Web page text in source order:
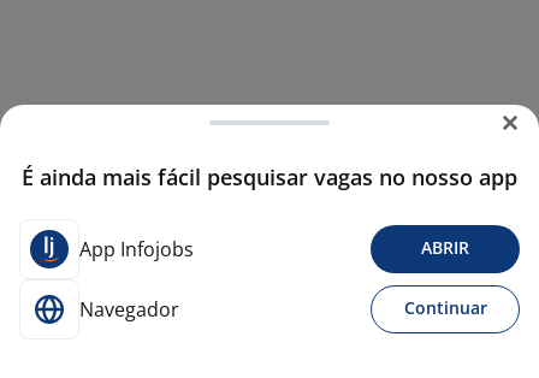
É ainda mais fácil pesquisar vagas no nosso app
App Infojobs ABRIR
Navegador Continuar